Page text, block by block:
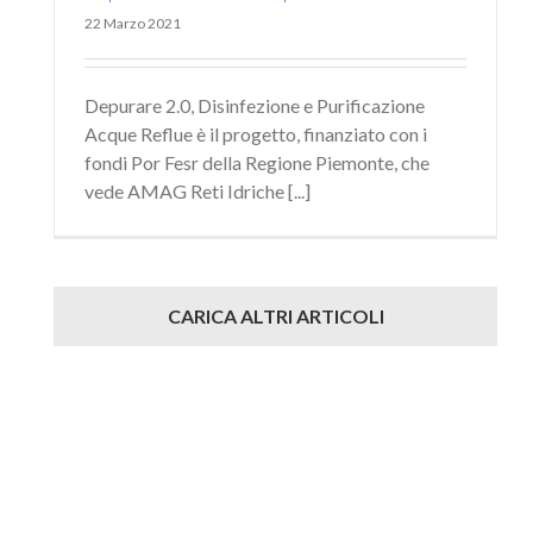
22 Marzo 2021
Depurare 2.0, Disinfezione e Purificazione
Acque Reflue è il progetto, finanziato con i
fondi Por Fesr della Regione Piemonte, che
vede AMAG Reti Idriche [...]
CARICA ALTRI ARTICOLI